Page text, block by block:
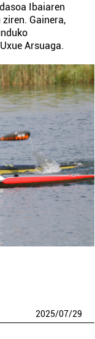
Ibaiaren
Gainera,
Arsuaga.
2025/07/29